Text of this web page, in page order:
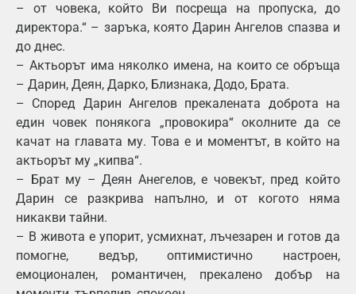
– от човека, който Ви посреща на пропуска, до
директора.“ – заръка, която Дарин Ангелов спазва и
до днес.
– Актьорът има няколко имена, на които се обръща
– Дарин, Деян, Дарко, Близнака, Додо, Брата.
– Според Дарин Ангелов прекалената доброта на
един човек понякога „провокира“ околните да се
качат на главата му. Това е и моментът, в който на
актьорът му „кипва“.
– Брат му – Деян Анегелов, е човекът, пред който
Дарин се разкрива напълно, и от когото няма
никакви тайни.
– В живота е упорит, усмихнат, лъчезарен и готов да
помогне, ведър, оптимистично настроен,
емоционален, романтичен, прекалено добър на